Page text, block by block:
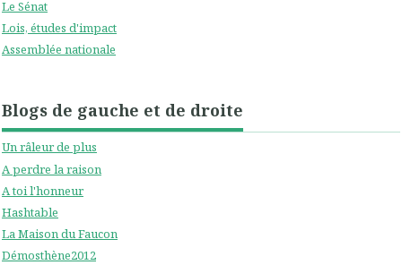
Le Sénat
Lois, études d'impact
Assemblée nationale
Blogs de gauche et de droite
Un râleur de plus
A perdre la raison
A toi l'honneur
Hashtable
La Maison du Faucon
Démosthène2012